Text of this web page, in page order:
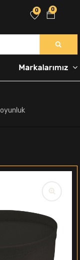
0
0
Markalarımız